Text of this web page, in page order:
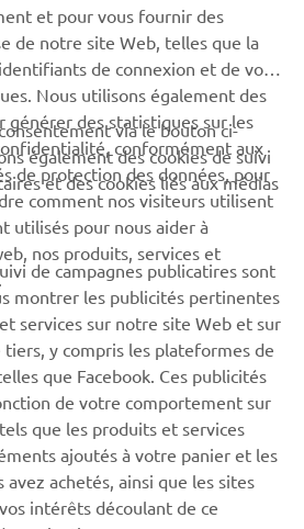
ET TUTOS VIDÉO
les dernières offres, les événements
et bien plus encore
et pour vous fournir des
de notre site Web, telles que la
de connexion et de vos
Nous utilisons également des
générer des statistiques sur les
conformément aux
de protection des données, pour
comment nos visiteurs utilisent
utilisés pour nous aider à
nos produits, services et
via le bouton ci-
également des cookies de suivi
et des cookies liés aux médias
de campagnes publicatires sont
montrer les publicités pertinentes
services sur notre site Web et sur
tiers, y compris les plateformes de
que Facebook. Ces publicités
de votre comportement sur
que les produits et services
ajoutés à votre panier et les
avez achetés, ainsi que les sites
intérêts découlant de ce